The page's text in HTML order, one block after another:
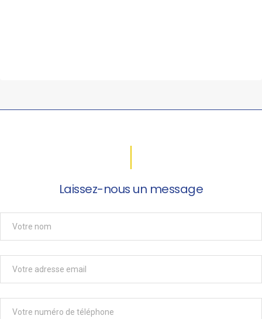
Laissez-nous un message